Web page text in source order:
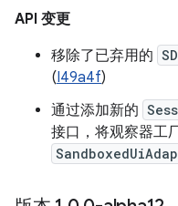
API 变更
移除了已弃用的
(I49a4f)
通过添加新的
接口，将观察器工